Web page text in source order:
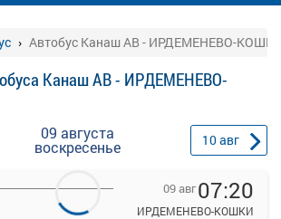
Автобус Канаш АВ - ИРДЕМЕНЕВО-
Канаш АВ - ИРДЕМЕНЕВО-
09 августа
воскресенье 10авг
09 авг07:20
ИРДЕМЕНЕВО-КОШКИ